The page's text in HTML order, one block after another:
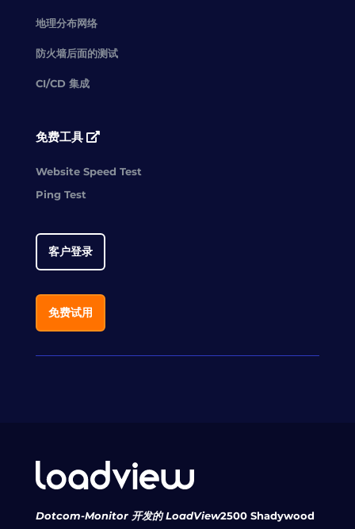
地理分布网络
防火墙后面的测试
CI/CD 集成
免费工具
Website Speed Test
Ping Test
客户登录
免费试用
Dotcom-Monitor 开发的 LoadView2500 Shadywood